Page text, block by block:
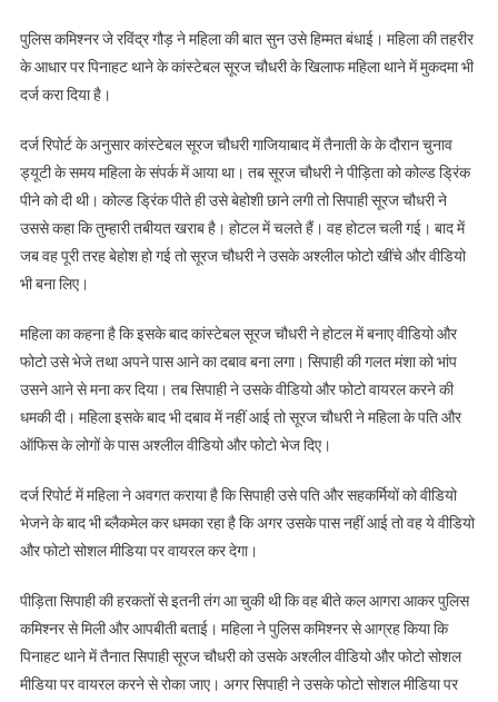
लगाया
आरोप,
पुलिस कमिश्नर जे रविंद्र गौड़ ने महिला की बात सुन उसे हिम्मत बंधाई। महिला की तहरीर
के आधार पर पिनाहट थाने के कांस्टेबल सूरज चौधरी के खिलाफ महिला थाने में मुकदमा भी
दर्ज करा दिया है।
दर्ज रिपोर्ट के अनुसार कांस्टेबल सूरज चौधरी गाजियाबाद में तैनाती के के दौरान चुनाव
ड्यूटी के समय महिला के संपर्क में आया था। तब सूरज चौधरी ने पीड़िता को कोल्ड ड्रिंक
पीने को दी थी। कोल्ड ड्रिंक पीते ही उसे बेहोशी छाने लगी तो सिपाही सूरज चौधरी ने
उससे कहा कि तुम्हारी तबीयत खराब है। होटल में चलते हैं। वह होटल चली गई। बाद में
जब वह पूरी तरह बेहोश हो गई तो सूरज चौधरी ने उसके अश्लील फोटो खींचे और वीडियो
भी बना लिए।
महिला का कहना है कि इसके बाद कांस्टेबल सूरज चौधरी ने होटल में बनाए वीडियो और
फोटो उसे भेजे तथा अपने पास आने का दबाव बना लगा। सिपाही की गलत मंशा को भांप
उसने आने से मना कर दिया। तब सिपाही ने उसके वीडियो और फोटो वायरल करने की
धमकी दी। महिला इसके बाद भी दबाव में नहीं आई तो सूरज चौधरी ने महिला के पति और
ऑफिस के लोगों के पास अश्लील वीडियो और फोटो भेज दिए।
दर्ज रिपोर्ट में महिला ने अवगत कराया है कि सिपाही उसे पति और सहकर्मियों को वीडियो
भेजने के बाद भी ब्लैकमेल कर धमका रहा है कि अगर उसके पास नहीं आई तो वह ये वीडियो
और फोटो सोशल मीडिया पर वायरल कर देगा।
पीड़िता सिपाही की हरकतों से इतनी तंग आ चुकी थी कि वह बीते कल आगरा आकर पुलिस
कमिश्नर से मिली और आपबीती बताई। महिला ने पुलिस कमिश्नर से आग्रह किया कि
पिनाहट थाने में तैनात सिपाही सूरज चौधरी को उसके अश्लील वीडियो और फोटो सोशल
मीडिया पर वायरल करने से रोका जाए। अगर सिपाही ने उसके फोटो सोशल मीडिया पर